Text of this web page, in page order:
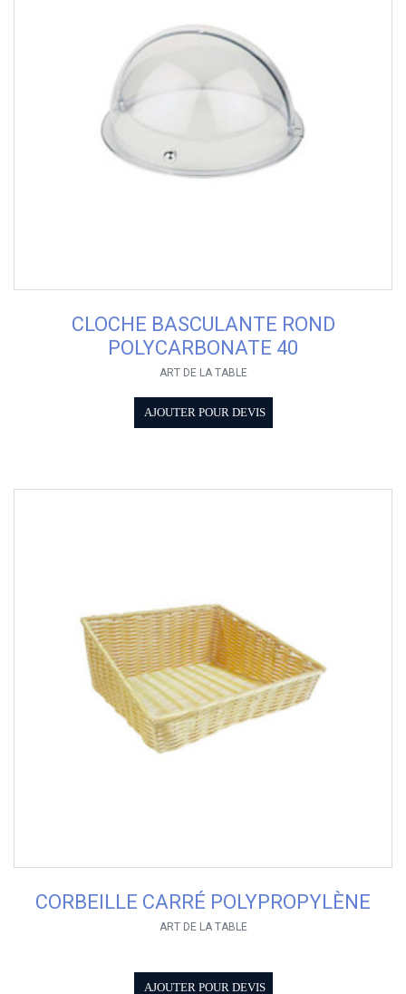
CLOCHE BASCULANTE ROND
POLYCARBONATE 40
ART DE LA TABLE
AJOUTER POUR DEVIS
CORBEILLE CARRÉ POLYPROPYLÈNE
ART DE LA TABLE
AJOUTER POUR DEVIS